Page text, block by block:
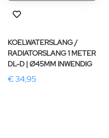
KOELWATERSLANG /
RADIATORSLANG 1 METER
DL-D | Ø45MM INWENDIG
€ 34,95